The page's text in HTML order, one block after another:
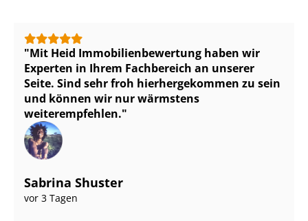
Mit Heid Im­mo­bi­li­en­be­wer­tung haben wir
Experten in Ihrem Fachbereich an unserer
Seite. Sind sehr froh hierhergekommen zu sein
und können wir nur wärmstens
weiterempfehlen.
Sabrina Shuster
vor 3 Tagen